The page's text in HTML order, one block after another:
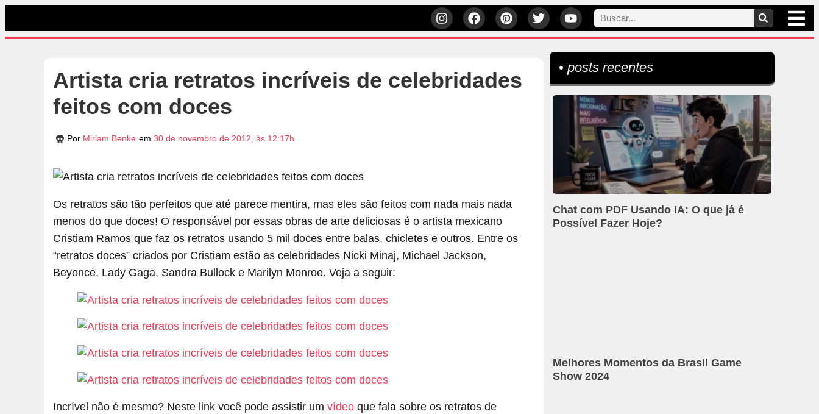
Artista cria retratos incríveis de celebridades
feitos com doces
Por Miriam Benke em 30 de novembro de 2012, às 12:17h
Os retratos são tão perfeitos que até parece mentira, mas eles são feitos com nada mais nada
menos do que doces! O responsável por essas obras de arte deliciosas é o artista mexicano
Cristiam Ramos que faz os retratos usando 5 mil doces entre balas, chicletes e outros. Entre os
“retratos doces” criados por Cristiam estão as celebridades Nicki Minaj, Michael Jackson,
Beyoncé, Lady Gaga, Sandra Bullock e Marilyn Monroe. Veja a seguir:
Incrível não é mesmo? Neste link você pode assistir um vídeo que fala sobre os retratos de
• posts recentes
Chat com PDF Usando IA: O que já é
Possível Fazer Hoje?
Melhores Momentos da Brasil Game
Show 2024